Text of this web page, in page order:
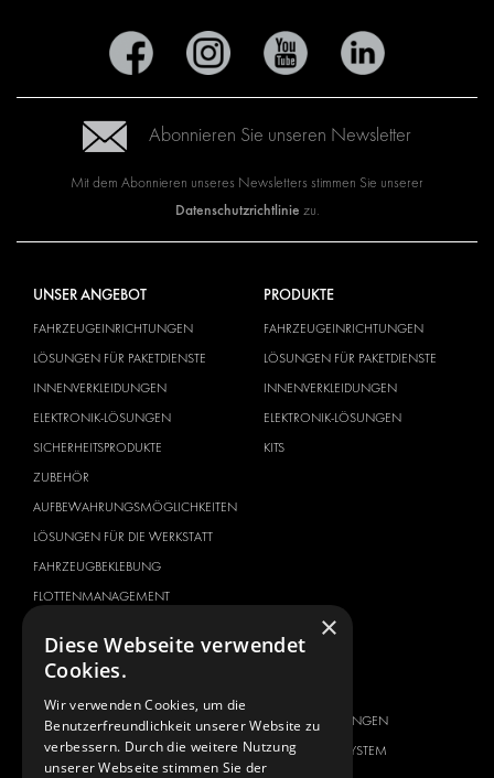
Abonnieren Sie unseren Newsletter
Mit dem Abonnieren unseres Newsletters stimmen Sie unserer
Datenschutzrichtlinie zu.
UNSER ANGEBOT
FAHRZEUGEINRICHTUNGEN
LÖSUNGEN FÜR PAKETDIENSTE
INNENVERKLEIDUNGEN
ELEKTRONIK-LÖSUNGEN
SICHERHEITSPRODUKTE
ZUBEHÖR
AUFBEWAHRUNGSMÖGLICHKEITEN
LÖSUNGEN FÜR DIE WERKSTATT
FAHRZEUGBEKLEBUNG
FLOTTENMANAGEMENT
PRODUKTE
FAHRZEUGEINRICHTUNGEN
LÖSUNGEN FÜR PAKETDIENSTE
INNENVERKLEIDUNGEN
ELEKTRONIK-LÖSUNGEN
KITS
FAHRZEUGHERSTELLER
CITROËN
DACIA
KOMPLETTLÖSUNGEN
ÜBER MODUL-SYSTEM
×
Diese Webseite verwendet
Cookies.
Wir verwenden Cookies, um die
Benutzerfreundlichkeit unserer Website zu
verbessern. Durch die weitere Nutzung
unserer Webseite stimmen Sie der